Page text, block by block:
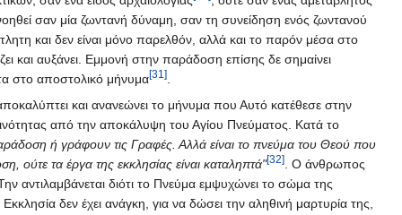
σαν μία ζωντανή δύναμη, σαν τη συνείδηση ενός ζωντανού
και δεν είναι μόνο παρελθόν, αλλά και το παρόν μέσα στο
και αυξάνει. Εμμονή στην παράδοση επίσης δε σημαίνει
στο αποστολικό μήνυμα[31].
και ανανεώνει το μήνυμα που Αυτό κατέθεσε στην
από την αποκάλυψη του Αγίου Πνεύματος. Κατά το
ή γράφουν τις Γραφές. Αλλά είναι το πνεύμα του Θεού που
ούτε τα έργα της εκκλησίας είναι καταληπτά"[32]. Ο άνθρωπος
αντιλαμβάνεται διότι το Πνεύμα εμψυχώνει το σώμα της
δεν έχει ανάγκη, για να δώσει την αληθινή μαρτυρία της,